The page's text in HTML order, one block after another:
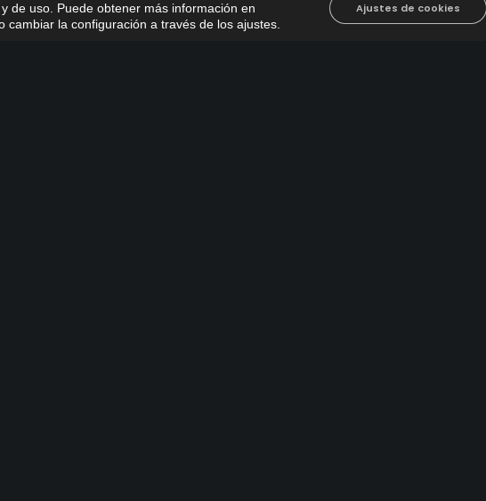
de uso. Puede obtener más información en
cambiar la configuración a través de los ajustes
Ajustes de cookies